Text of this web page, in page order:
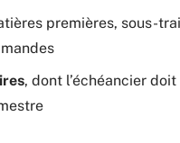
premières, sous-
, dont l’échéancier